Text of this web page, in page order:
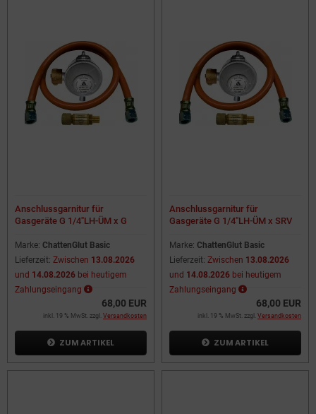
Anschlussgarnitur für
Gasgeräte G 1/4"LH-ÜM x G
Marke: ChattenGlut Basic
Lieferzeit: Zwischen 13.08.2026
und 14.08.2026 bei heutigem
Zahlungseingang
68,00 EUR
inkl. 19 % MwSt. zzgl. Versandkosten
ZUM ARTIKEL
Anschlussgarnitur für
Gasgeräte G 1/4"LH-ÜM x SRV
Marke: ChattenGlut Basic
Lieferzeit: Zwischen 13.08.2026
und 14.08.2026 bei heutigem
Zahlungseingang
68,00 EUR
inkl. 19 % MwSt. zzgl. Versandkosten
ZUM ARTIKEL